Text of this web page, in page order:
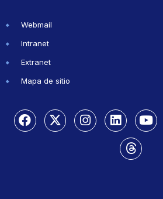
Webmail
Intranet
Extranet
Mapa de sitio